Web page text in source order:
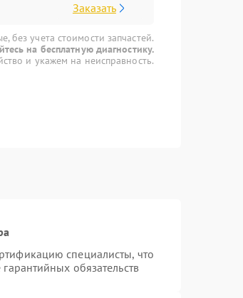
Заказать
без учета стоимости запчастей.
на бесплатную диагностику.
и укажем на неисправность.
специалисты, что
обязательств